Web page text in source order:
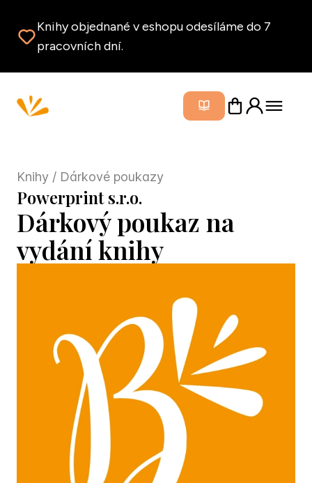
Knihy objednané v eshopu odesíláme do 7
pracovních dní.
Zavřít
Knihy / Dárkové poukazy
Powerprint s.r.o.
Dárkový poukaz na
vydání knihy